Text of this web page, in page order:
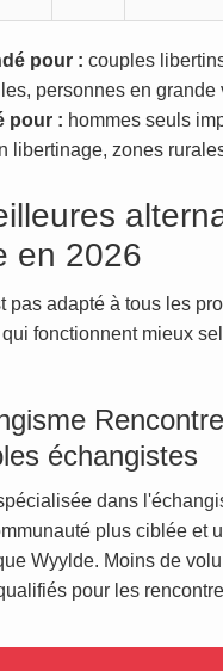
pour : couples
personnes en grande
pour : hommes seuls
libertinage, zones
en 2026
pas adapté à tous les
fonctionnent mieux
échangistes
dans
plus ciblée et
Wyylde. Moins de
pour les